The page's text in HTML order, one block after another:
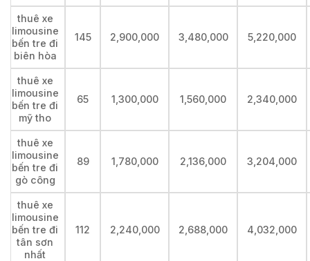
thuê xe
limousine
bến tre đi
biên hòa
145 2,900,000 3,480,000 5,220,000
thuê xe
limousine
bến tre đi
mỹ tho
65 1,300,000 1,560,000 2,340,000
thuê xe
limousine
bến tre đi
gò công
89 1,780,000 2,136,000 3,204,000
thuê xe
limousine
bến tre đi
tân sơn
nhất
112 2,240,000 2,688,000 4,032,000